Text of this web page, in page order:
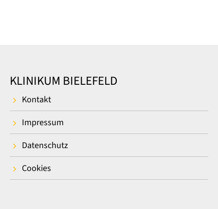
KLINIKUM BIELEFELD
Kontakt
Impressum
Datenschutz
Cookies